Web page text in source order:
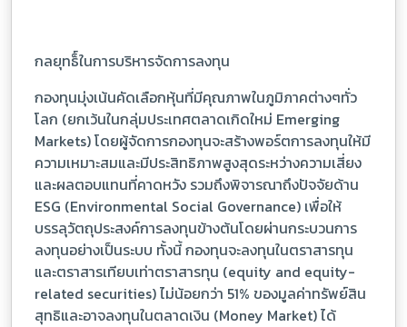
กลยุทธ็์ในการบริหารจัดการลงทุน
กองทุนมุ่งเน้นคัดเลือกหุ้นที่มีคุณภาพในภูมิภาคต่างๆทั่ว
โลก (ยกเว้นในกลุ่มประเทศตลาดเกิดใหม่ Emerging
Markets) โดยผู้จัดการกองทุนจะสร้างพอร์ตการลงทุนให้มี
ความเหมาะสมและมีประสิทธิภาพสูงสุดระหว่างความเสี่ยง
และผลตอบแทนที่คาดหวัง รวมถึงพิจารณาถึงปัจจัยด้าน
ESG (Environmental Social Governance) เพื่อให้
บรรลุวัตถุประสงค์การลงทุนข้างต้นโดยผ่านกระบวนการ
ลงทุนอย่างเป็นระบบ ทั้งนี้ กองทุนจะลงทุนในตราสารทุน
และตราสารเทียบเท่าตราสารทุน (equity and equity-
related securities) ไม่น้อยกว่า 51% ของมูลค่าทรัพย์สิน
สุทธิและอาจลงทุนในตลาดเงิน (Money Market) ได้